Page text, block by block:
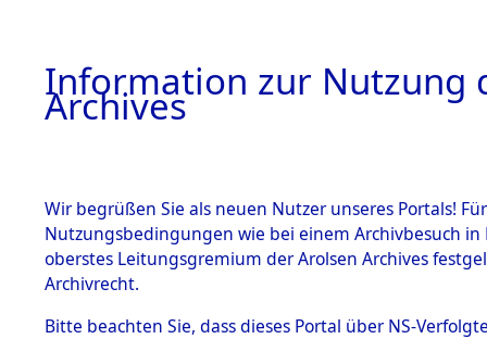
BESTÄNDE
Information zur Nutzung
Archives
Wir begrüßen Sie als neuen Nutzer unseres Portals!
Nutzungsbedingungen wie bei einem Archivbesuch
oberstes Leitungsgremium der Arolsen Archives
Archivrecht.
Bitte beachten Sie, dass dieses Portal über NS-